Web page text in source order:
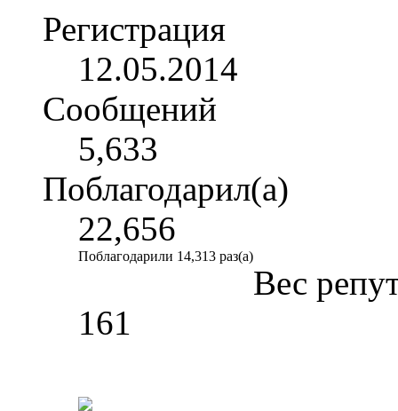
Регистрация
12.05.2014
Сообщений
5,633
Поблагодарил(а)
22,656
Поблагодарили 14,313 раз(а)
Вес
161